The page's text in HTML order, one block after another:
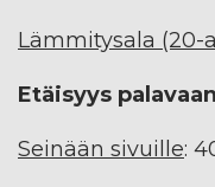
Lämmitysala (20-
Etäisyys
Seinään sivuille: